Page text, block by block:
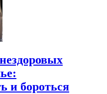
и бороться